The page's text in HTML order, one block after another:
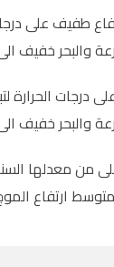
طفيف على
درجات
ارتفاع